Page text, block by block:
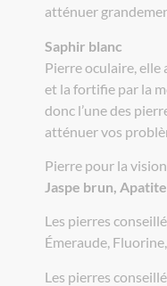
atténuer
Saphir blanc
Pierre oculaire,
et la fortifie par la
donc l’une des
atténuer vos
Pierre pour la
Jaspe brun,
Les pierres
Émeraude,
Les pierres